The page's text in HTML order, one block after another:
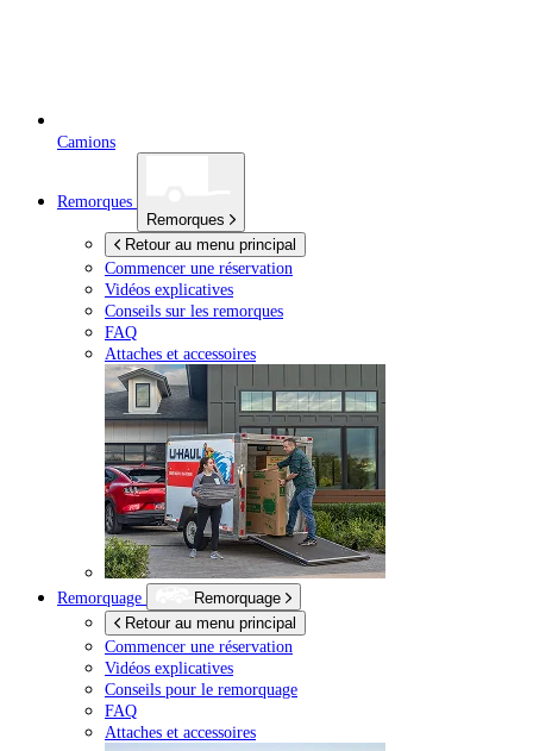
Camions
Remorques
Remorques
Retour au menu principal
Commencer une réservation
Vidéos explicatives
Conseils sur les remorques
FAQ
Attaches et accessoires
Remorquage
Remorquage
Retour au menu principal
Commencer une réservation
Vidéos explicatives
Conseils pour le remorquage
FAQ
Attaches et accessoires